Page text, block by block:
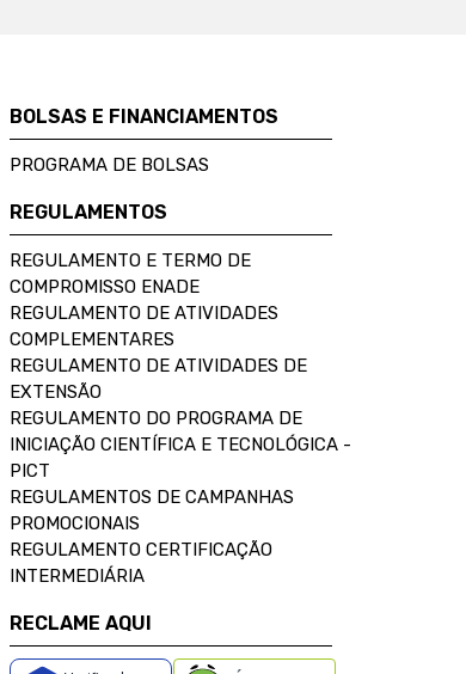
BOLSAS E FINANCIAMENTOS
PROGRAMA DE BOLSAS
REGULAMENTOS
REGULAMENTO E TERMO DE
COMPROMISSO ENADE
REGULAMENTO DE ATIVIDADES
COMPLEMENTARES
REGULAMENTO DE ATIVIDADES DE
EXTENSÃO
REGULAMENTO DO PROGRAMA DE
INICIAÇÃO CIENTÍFICA E TECNOLÓGICA -
PICT
REGULAMENTOS DE CAMPANHAS
PROMOCIONAIS
REGULAMENTO CERTIFICAÇÃO
INTERMEDIÁRIA
RECLAME AQUI